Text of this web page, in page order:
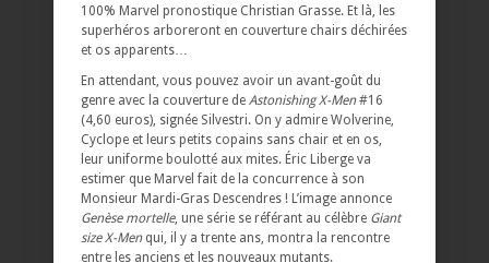
100% Marvel pronostique Christian Grasse. Et là, les
superhéros arboreront en couverture chairs déchirées
et os apparents…
En attendant, vous pouvez avoir un avant-goût du
genre avec la couverture de Astonishing X-Men#16
(4,60 euros), signée Silvestri. On y admire Wolverine,
Cyclope et leurs petits copains sans chair et en os,
leur uniforme boulotté aux mites. Éric Liberge va
estimer que Marvel fait de la concurrence à son
Monsieur Mardi-Gras Descendres ! L’image annonce
Genèse mortelle, une série se référant au célèbre Giant
size X-Menqui, il y a trente ans, montra la rencontre
entre les anciens et les nouveaux mutants.